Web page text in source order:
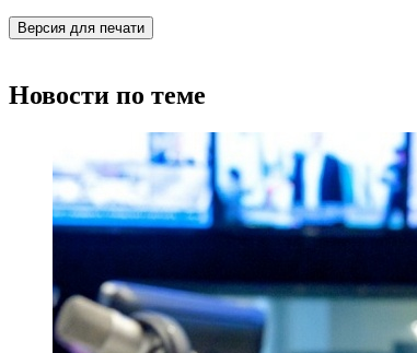
Версия для печати
Новости по теме